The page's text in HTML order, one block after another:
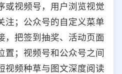
或视频号，用户浏览视觉
注；公众号的自定义菜单
，把签到抽奖、活动页面
置；视频号和公众号之间
视频种草与图文深度阅读